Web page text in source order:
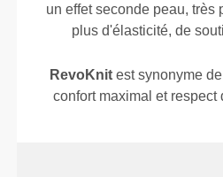
un effet seconde peau, très
plus d'élasticité, de
RevoKnitest synonyme
confort maximal et respect